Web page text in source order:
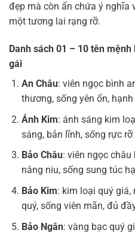
đẹp mà còn ẩn chứa ý nghĩa
một tương lai rạng rỡ.
Danh sách 01 – 10 tên
gái
An Châu: viên ngọc bình
thương, sống yên ổn,
Ánh Kim: ánh sáng kim
sáng, bản lĩnh, sống rực
Bảo Châu: viên ngọc châu
nâng niu, sống sung túc
Bảo Kim: kim loại quý giá,
quý, sống viên mãn, đủ
Bảo Ngân: vàng bạc quý